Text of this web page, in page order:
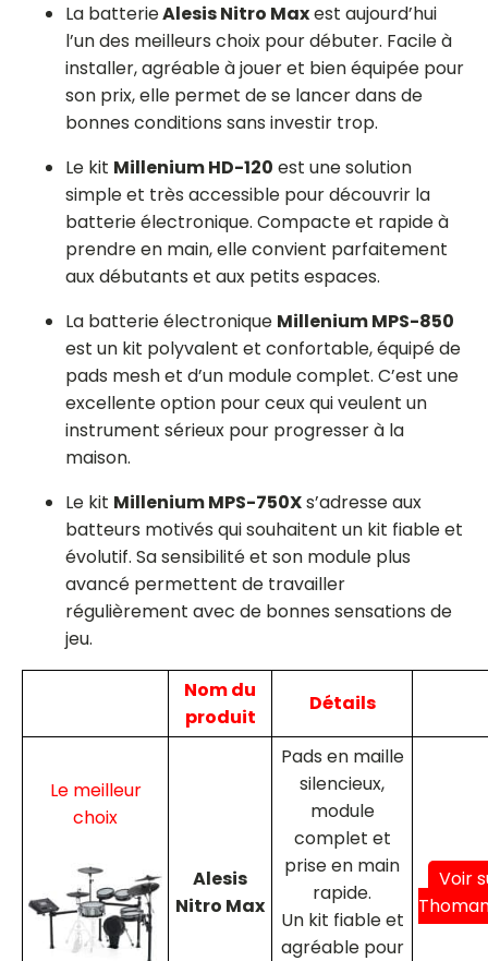
La batterieAlesis Nitro Maxest aujourd’hui
l’un des meilleurs choix pour débuter. Facile à
installer, agréable à jouer et bien équipée pour
son prix, elle permet de se lancer dans de
bonnes conditions sans investir trop.
Le kit Millenium HD-120 est une solution
simple et très accessible pour découvrir la
batterie électronique. Compacte et rapide à
prendre en main, elle convient parfaitement
aux débutants et aux petits espaces.
La batterie électronique Millenium MPS-850
est un kit polyvalent et confortable, équipé de
pads mesh et d’un module complet. C’est une
excellente option pour ceux qui veulent un
instrument sérieux pour progresser à la
maison.
Le kit Millenium MPS-750Xs’adresse aux
batteurs motivés qui souhaitent un kit fiable et
évolutif. Sa sensibilité et son module plus
avancé permettent de travailler
régulièrement avec de bonnes sensations de
jeu.
Nom du
produit
Détails
Le meilleur
choix
Alesis
Nitro Max
Pads en maille
silencieux,
module
complet et
prise en main
rapide.
Un kit fiable et
agréable pour
Voir